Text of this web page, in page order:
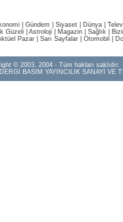
Gündem Siyaset Dünya |
Güzeli Astroloji Magazin Sağlık
Pazar| Sarı Sayfalar| Otomobil
© 2003, 2004 - Tüm hakları saklıdır.
BASIM YAYINCILIK SANAYİ VE